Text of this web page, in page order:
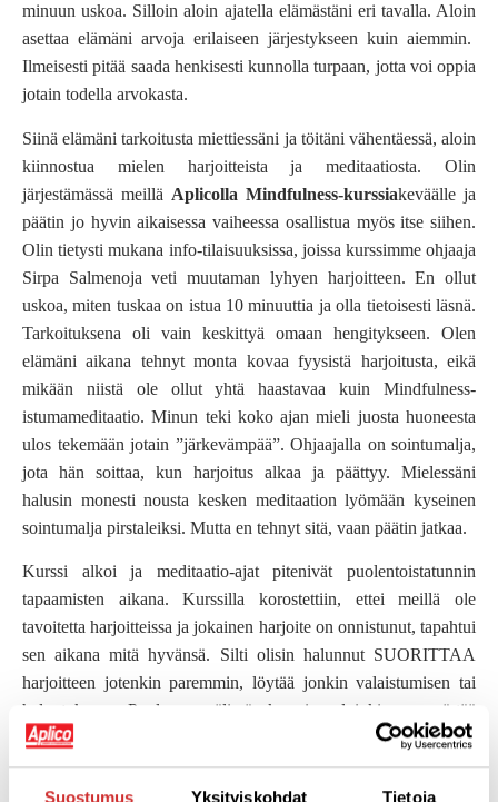
Suostumus Yksityiskohdat Tietoja
minuun uskoa. Silloin aloin ajatella elämästäni eri tavalla. Aloin
asettaa elämäni arvoja erilaiseen järjestykseen kuin aiemmin.
Ilmeisesti pitää saada henkisesti kunnolla turpaan, jotta voi oppia
jotain todella arvokasta.
Siinä elämäni tarkoitusta miettiessäni ja töitäni vähentäessä, aloin
kiinnostua mielen harjoitteista ja meditaatiosta. Olin
järjestämässä meillä Aplicolla Mindfulness-kurssiakeväälle ja
päätin jo hyvin aikaisessa vaiheessa osallistua myös itse siihen.
Olin tietysti mukana info-tilaisuuksissa, joissa kurssimme ohjaaja
Sirpa Salmenoja veti muutaman lyhyen harjoitteen. En ollut
uskoa, miten tuskaa on istua 10 minuuttia ja olla tietoisesti läsnä.
Tarkoituksena oli vain keskittyä omaan hengitykseen. Olen
elämäni aikana tehnyt monta kovaa fyysistä harjoitusta, eikä
mikään niistä ole ollut yhtä haastavaa kuin Mindfulness-
istumameditaatio. Minun teki koko ajan mieli juosta huoneesta
ulos tekemään jotain ”järkevämpää”. Ohjaajalla on sointumalja,
jota hän soittaa, kun harjoitus alkaa ja päättyy. Mielessäni
halusin monesti nousta kesken meditaation lyömään kyseinen
sointumalja pirstaleiksi. Mutta en tehnyt sitä, vaan päätin jatkaa.
Kurssi alkoi ja meditaatio-ajat pitenivät puolentoistatunnin
tapaamisten aikana. Kurssilla korostettiin, ettei meillä ole
tavoitetta harjoitteissa ja jokainen harjoite on onnistunut, tapahtui
sen aikana mitä hyvänsä. Silti olisin halunnut SUORITTAA
harjoitteen jotenkin paremmin, löytää jonkin valaistumisen tai
helpotuksen. Puolessa välissä kurssia aloinkin ymmärtää
Mindfulnessin meditaatioiden ajatuksen. Mindfulnessin kehittäjä
Jon Kabat-Zinnon todennut: